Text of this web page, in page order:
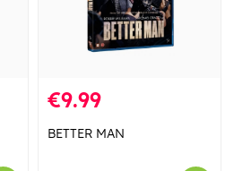
€9.99
BETTER MAN